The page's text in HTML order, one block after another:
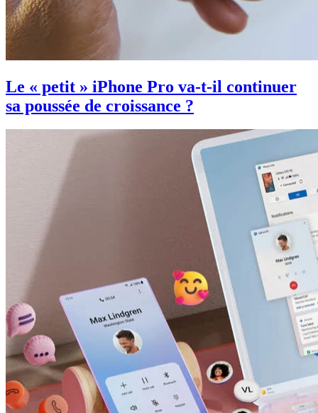
Le « petit » iPhone Pro va-t-il continuer
sa poussée de croissance ?